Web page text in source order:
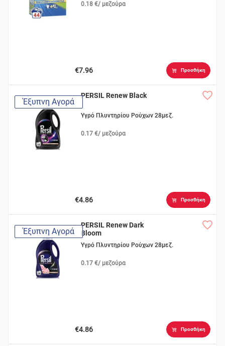
0.18 €/ μεζούρα
€7.96 Προσθήκη
Έξυπνη Αγορά
PERSIL Renew Black
Υγρό Πλυντηρίου Ρούχων 28μεζ.
0.17 €/ μεζούρα
€4.86 Προσθήκη
Έξυπνη Αγορά
PERSIL Renew Dark
Bloom
Υγρό Πλυντηρίου Ρούχων 28μεζ.
0.17 €/ μεζούρα
€4.86 Προσθήκη